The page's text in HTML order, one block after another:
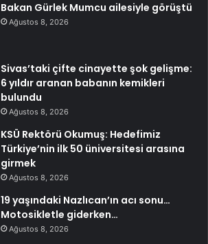
Bakan Gürlek Mumcu ailesiyle görüştü
Ağustos 8, 2026
Sivas’taki çifte cinayette şok gelişme:
6 yıldır aranan babanın kemikleri
bulundu
Ağustos 8, 2026
KSÜ Rektörü Okumuş: Hedefimiz
Türkiye’nin ilk 50 üniversitesi arasına
girmek
Ağustos 8, 2026
19 yaşındaki Nazlıcan’ın acı sonu…
Motosikletle giderken…
Ağustos 8, 2026